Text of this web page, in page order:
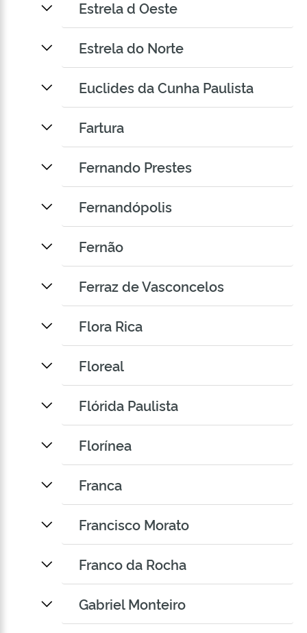
Estrela d Oeste
Estrela do Norte
Euclides da Cunha Paulista
Fartura
Fernando Prestes
Fernandópolis
Fernão
Ferraz de Vasconcelos
Flora Rica
Floreal
Flórida Paulista
Florínea
Franca
Francisco Morato
Franco da Rocha
Gabriel Monteiro